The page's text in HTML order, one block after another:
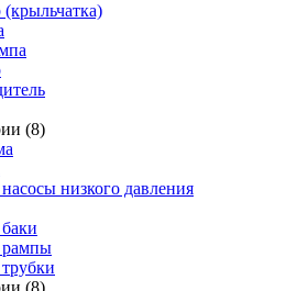
(8)
низкого давления
(8)